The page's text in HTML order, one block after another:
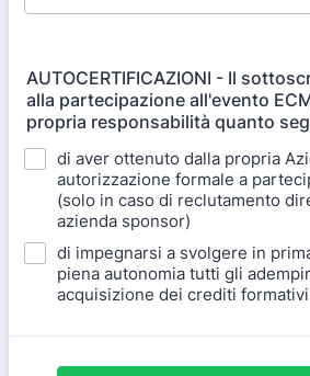
AUTOCERTIFICAZIONI - Il
alla partecipazione all'evento
propria responsabilità quanto
di aver ottenuto dalla propria
autorizzazione formale a
(solo in caso di reclutamento
azienda sponsor)
di impegnarsi a svolgere in
piena autonomia tutti gli
acquisizione dei crediti